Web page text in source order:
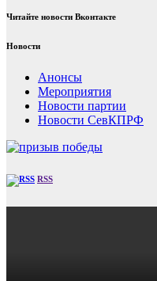
Читайте новости Вконтакте
Новости
Анонсы
Мероприятия
Новости партии
Новости СевКПРФ
RSS